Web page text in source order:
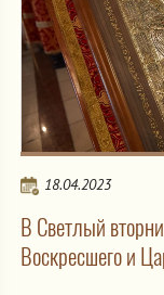
18.04.2023
В Светлый
Воскресшего и